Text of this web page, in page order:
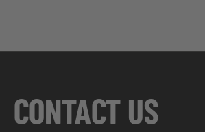
CONTACT US